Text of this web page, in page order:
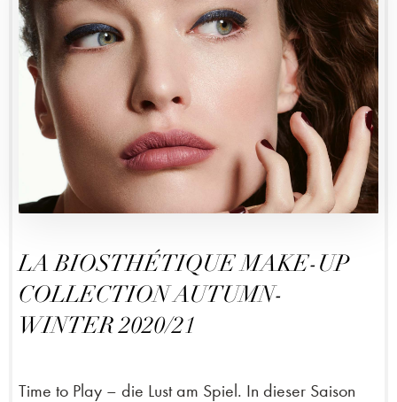
LA BIOSTHÉTIQUE MAKE-UP
COLLECTION AUTUMN-
WINTER 2020/21
Time to Play – die Lust am Spiel. In dieser Saison